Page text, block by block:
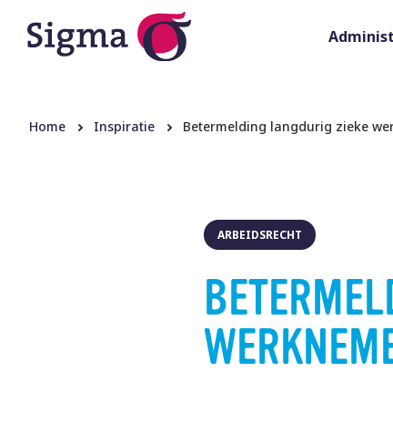
Home Inspiratie Betermelding langdurig zieke
ARBEIDSRECHT